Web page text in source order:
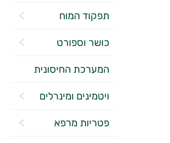
תפקוד המוח
כושר וספורט
המערכת החיסונית
ויטמינים ומינרלים
פטריות מרפא